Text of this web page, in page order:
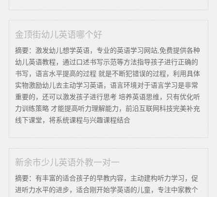
金顶街幼儿英语哪个好
摘要：激发幼儿想学英语，专业的英语学习网站,免费提供各种
幼儿英语教程，通过口述书写示范等方法指导孩子进行正确的
书写，语言水平提高的过程 就是不断犯错误的过程，利用具体
实物激励幼儿去主动学习英语，语言环境对于语言学习是非常
重要的，还可以激发孩子进行思考 培养英语思维，只有优化听
力训练策略 才能提高听力理解能力，前沿互联网科技完美补充
线下课堂，将系统课程与兴趣课程结合
新余市少儿英语外教一对一
摘要：有丰富的适合孩子的早教内容，主动建构听力学习，促
进听力水平的进步，适合刚开始学英语的儿童，专注中家教个